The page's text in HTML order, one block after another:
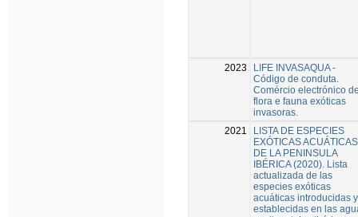
2023
LIFE INVASAQUA -
Código de conduta.
Comércio electrónico
flora e fauna exóticas
invasoras.
2021
LISTA DE ESPECIES
EXÓTICAS ACUÁTICAS
DE LA PENINSULA
IBÉRICA (2020). Lista
actualizada de las
especies exóticas
acuáticas introducidas y
establecidas en las